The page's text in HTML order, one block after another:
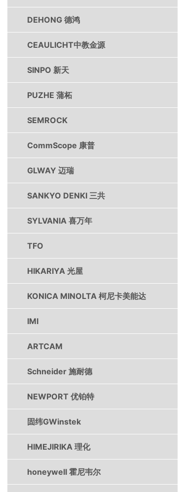
DEHONG 德鸿
CEAULICHT中教金源
SINPO 新天
PUZHE 蒲柘
SEMROCK
CommScope 康普
GLWAY 迈瑞
SANKYO DENKI 三共
SYLVANIA 喜万年
TFO
HIKARIYA 光屋
KONICA MINOLTA 柯尼卡美能达
IMI
ARTCAM
Schneider 施耐德
NEWPORT 优铂特
固纬GWinstek
HIMEJIRIKA 理化
honeywell 霍尼韦尔